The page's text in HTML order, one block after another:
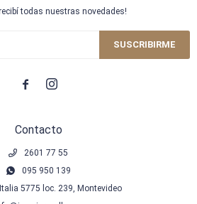
Contacto
2601 77 55
095 950 139
5775 loc. 239, Montevideo
todas nuestras novedades!
SUSCRIBIRME
 